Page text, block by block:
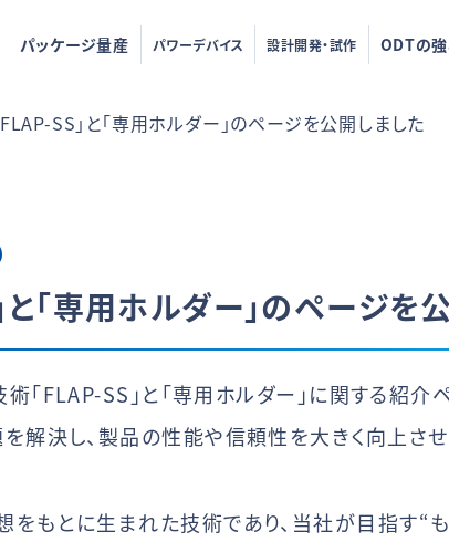
パッケージ量産 パワーデバイス 設計開発・試作 ODTの強
SS」と「専用ホルダー」のページを公開しました
「専用ホルダー」のページを
「FLAP-SS」と「専用ホルダー」に関する紹介
解決し、製品の性能や信頼性を大きく向上させ
もとに生まれた技術であり、当社が目指す“